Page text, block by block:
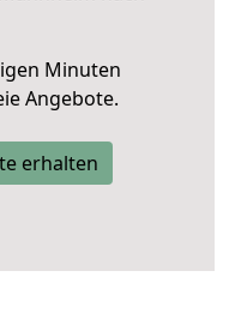
Minuten
Angebote.
erhalten